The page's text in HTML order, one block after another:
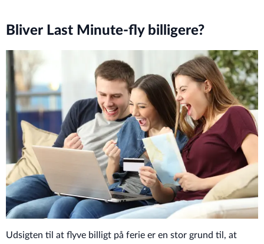
Bliver Last Minute-fly billigere?
Udsigten til at flyve billigt på ferie er en stor grund til, at